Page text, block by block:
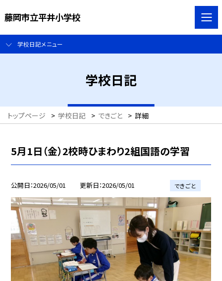
藤岡市立平井小学校
学校日記メニュー
学校日記
トップページ > 学校日記 > できごと > 詳細
5月1日（金）2校時ひまわり2組国語の学習
公開日 2026/05/01 更新日 2026/05/01 できごと